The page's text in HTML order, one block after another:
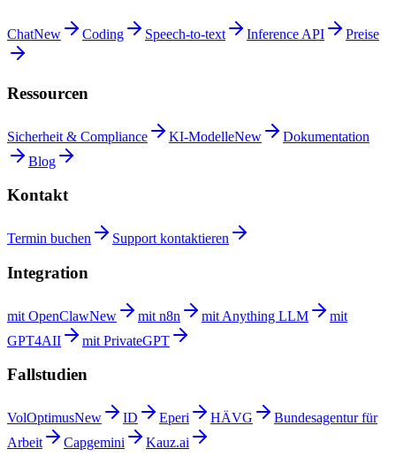
ChatNew Coding Speech-to-text Inference API Preise
Ressourcen
Sicherheit & Compliance KI-ModelleNew
Dokumentation
Blog
Kontakt
Termin buchen Support kontaktieren
Integration
mit OpenClawNew mit n8n mit Anything LLM
mit
GPT4AII
mit PrivateGPT
Fallstudien
VolOptimusNew ID Eperi HÄVG
Bundesagentur für
Arbeit
Capgemini Kauz.ai